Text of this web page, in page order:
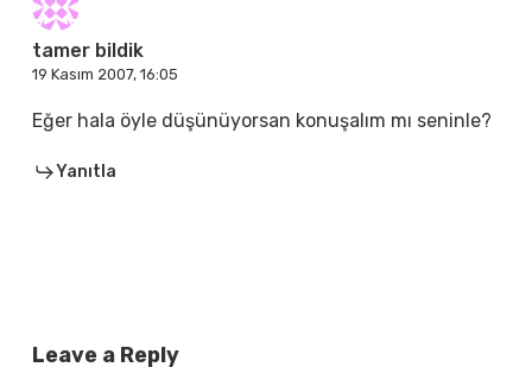
tamer bildik
19 Kasım 2007, 16:05
Eğer hala öyle düşünüyorsan konuşalım mı seninle?
Yanıtla
Leave a Reply